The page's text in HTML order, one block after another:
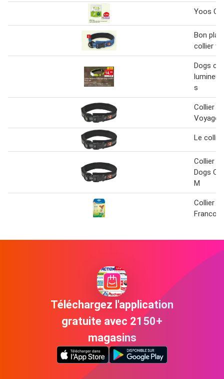
Yoos
Bon
collier
Dogs
s
Collier
Voyager
Le collier
Collier
Dogs
M
Collier
Téléchargez l'application
gratuite avec 2150+
magasins